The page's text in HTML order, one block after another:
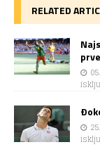
RELATED